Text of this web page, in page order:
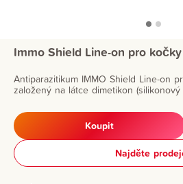
Immo Shield Line-on pro kočky
Antiparazitikum IMMO Shield Line-on
založený na látce dimetikon (silikonový
Koupit
Najděte